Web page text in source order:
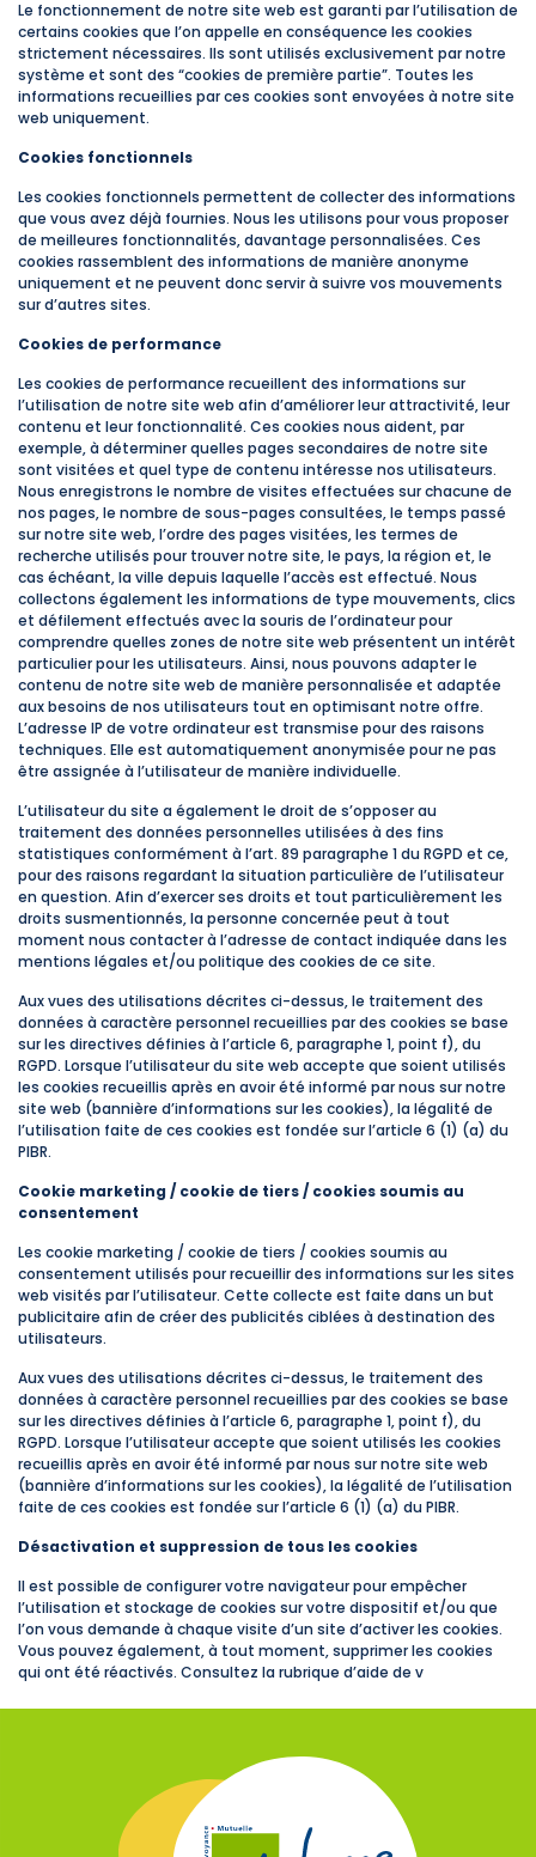
Le fonctionnement de notre site web est garanti par l’utilisation de
certains cookies que l’on appelle en conséquence les cookies
strictement nécessaires. Ils sont utilisés exclusivement par notre
système et sont des “cookies de première partie”. Toutes les
informations recueillies par ces cookies sont envoyées à notre site
web uniquement.
Cookies fonctionnels
Les cookies fonctionnels permettent de collecter des informations
que vous avez déjà fournies. Nous les utilisons pour vous proposer
de meilleures fonctionnalités, davantage personnalisées. Ces
cookies rassemblent des informations de manière anonyme
uniquement et ne peuvent donc servir à suivre vos mouvements
sur d’autres sites.
Cookies de performance
Les cookies de performance recueillent des informations sur
l’utilisation de notre site web afin d’améliorer leur attractivité, leur
contenu et leur fonctionnalité. Ces cookies nous aident, par
exemple, à déterminer quelles pages secondaires de notre site
sont visitées et quel type de contenu intéresse nos utilisateurs.
Nous enregistrons le nombre de visites effectuées sur chacune de
nos pages, le nombre de sous-pages consultées, le temps passé
sur notre site web, l’ordre des pages visitées, les termes de
recherche utilisés pour trouver notre site, le pays, la région et, le
cas échéant, la ville depuis laquelle l’accès est effectué. Nous
collectons également les informations de type mouvements, clics
et défilement effectués avec la souris de l’ordinateur pour
comprendre quelles zones de notre site web présentent un intérêt
particulier pour les utilisateurs. Ainsi, nous pouvons adapter le
contenu de notre site web de manière personnalisée et adaptée
aux besoins de nos utilisateurs tout en optimisant notre offre.
L’adresse IP de votre ordinateur est transmise pour des raisons
techniques. Elle est automatiquement anonymisée pour ne pas
être assignée à l’utilisateur de manière individuelle.
L’utilisateur du site a également le droit de s’opposer au
traitement des données personnelles utilisées à des fins
statistiques conformément à l’art. 89 paragraphe 1 du RGPD et ce,
pour des raisons regardant la situation particulière de l’utilisateur
en question. Afin d’exercer ses droits et tout particulièrement les
droits susmentionnés, la personne concernée peut à tout
moment nous contacter à l’adresse de contact indiquée dans les
mentions légales et/ou politique des cookies de ce site.
Aux vues des utilisations décrites ci-dessus, le traitement des
données à caractère personnel recueillies par des cookies se base
sur les directives définies à l’article 6, paragraphe 1, point f), du
RGPD. Lorsque l’utilisateur du site web accepte que soient utilisés
les cookies recueillis après en avoir été informé par nous sur notre
site web (bannière d’informations sur les cookies), la légalité de
l’utilisation faite de ces cookies est fondée sur l’article 6 (1) (a) du
PIBR.
Cookie marketing / cookie de tiers / cookies soumis au
consentement
Les cookie marketing / cookie de tiers / cookies soumis au
consentement utilisés pour recueillir des informations sur les sites
web visités par l’utilisateur. Cette collecte est faite dans un but
publicitaire afin de créer des publicités ciblées à destination des
utilisateurs.
Aux vues des utilisations décrites ci-dessus, le traitement des
données à caractère personnel recueillies par des cookies se base
sur les directives définies à l’article 6, paragraphe 1, point f), du
RGPD. Lorsque l’utilisateur accepte que soient utilisés les cookies
recueillis après en avoir été informé par nous sur notre site web
(bannière d’informations sur les cookies), la légalité de l’utilisation
faite de ces cookies est fondée sur l’article 6 (1) (a) du PIBR.
Désactivation et suppression de tous les cookies
Il est possible de configurer votre navigateur pour empêcher
l’utilisation et stockage de cookies sur votre dispositif et/ou que
l’on vous demande à chaque visite d’un site d’activer les cookies.
Vous pouvez également, à tout moment, supprimer les cookies
qui ont été réactivés. Consultez la rubrique d’aide de v